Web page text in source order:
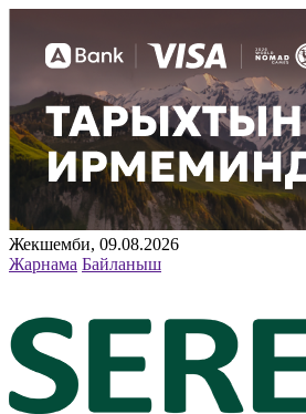
Жекшемби, 09.08.2026
Жарнама Байланыш